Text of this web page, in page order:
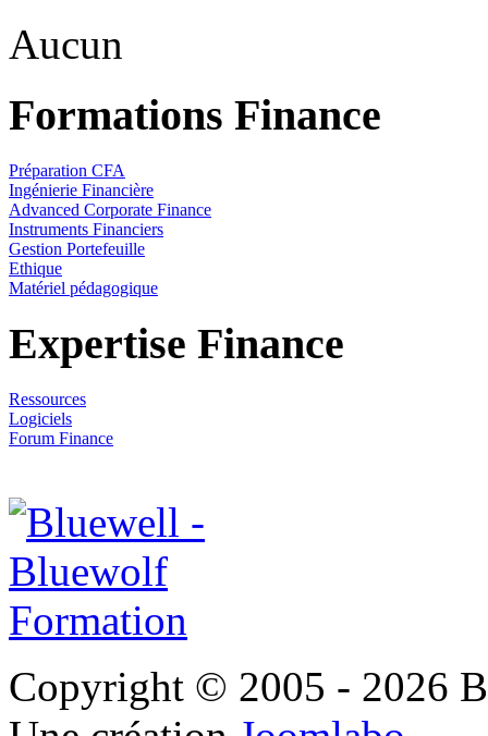
Aucun
Formations Finance
Préparation CFA
Ingénierie Financière
Advanced Corporate Finance
Instruments Financiers
Gestion Portefeuille
Ethique
Matériel pédagogique
Expertise Finance
Ressources
Logiciels
Forum Finance
Copyright © 2005 - 2026